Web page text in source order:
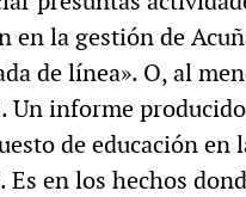
en la gestión de
de línea». O, al
Un informe
de educación
Es en los hechos